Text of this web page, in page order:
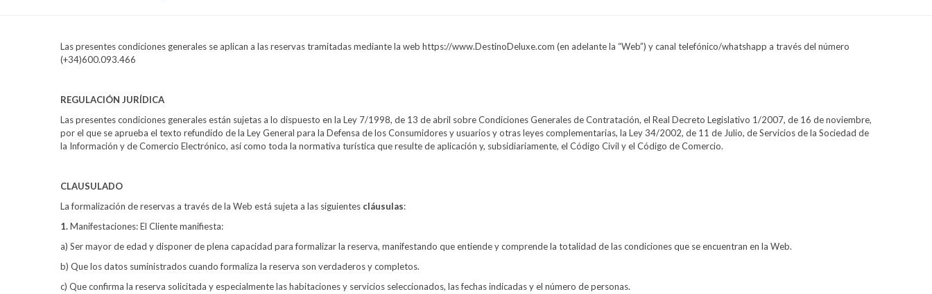
Las presentes condiciones generales se aplican a las reservas tramitadas mediante la web https://www.DestinoDeluxe.com (en adelante la “Web”) y canal telefónico/whatshapp a través del número
(+34)600.093.466
REGULACIÓN JURÍDICA
Las presentes condiciones generales están sujetas a lo dispuesto en la Ley 7/1998, de 13 de abril sobre Condiciones Generales de Contratación, el Real Decreto Legislativo 1/2007, de 16 de noviembre,
por el que se aprueba el texto refundido de la Ley General para la Defensa de los Consumidores y usuarios y otras leyes complementarias, la Ley 34/2002, de 11 de Julio, de Servicios de la Sociedad de
la Información y de Comercio Electrónico, así como toda la normativa turística que resulte de aplicación y, subsidiariamente, el Código Civil y el Código de Comercio.
CLAUSULADO
La formalización de reservas a través de la Web está sujeta a las siguientes cláusulas:
1.Manifestaciones: El Cliente manifiesta:
a) Ser mayor de edad y disponer de plena capacidad para formalizar la reserva, manifestando que entiende y comprende la totalidad de las condiciones que se encuentran en la Web.
b) Que los datos suministrados cuando formaliza la reserva son verdaderos y completos.
c) Que confirma la reserva solicitada y especialmente las habitaciones y servicios seleccionados, las fechas indicadas y el número de personas.